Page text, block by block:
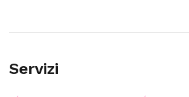
Servizi